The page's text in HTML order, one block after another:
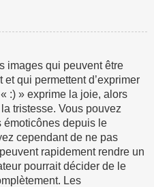
images qui peuvent être
qui permettent d’exprimer
:) » exprime la joie, alors
tristesse. Vous pouvez
émoticônes depuis le
cependant de ne pas
rapidement rendre un
pourrait décider de le
Les